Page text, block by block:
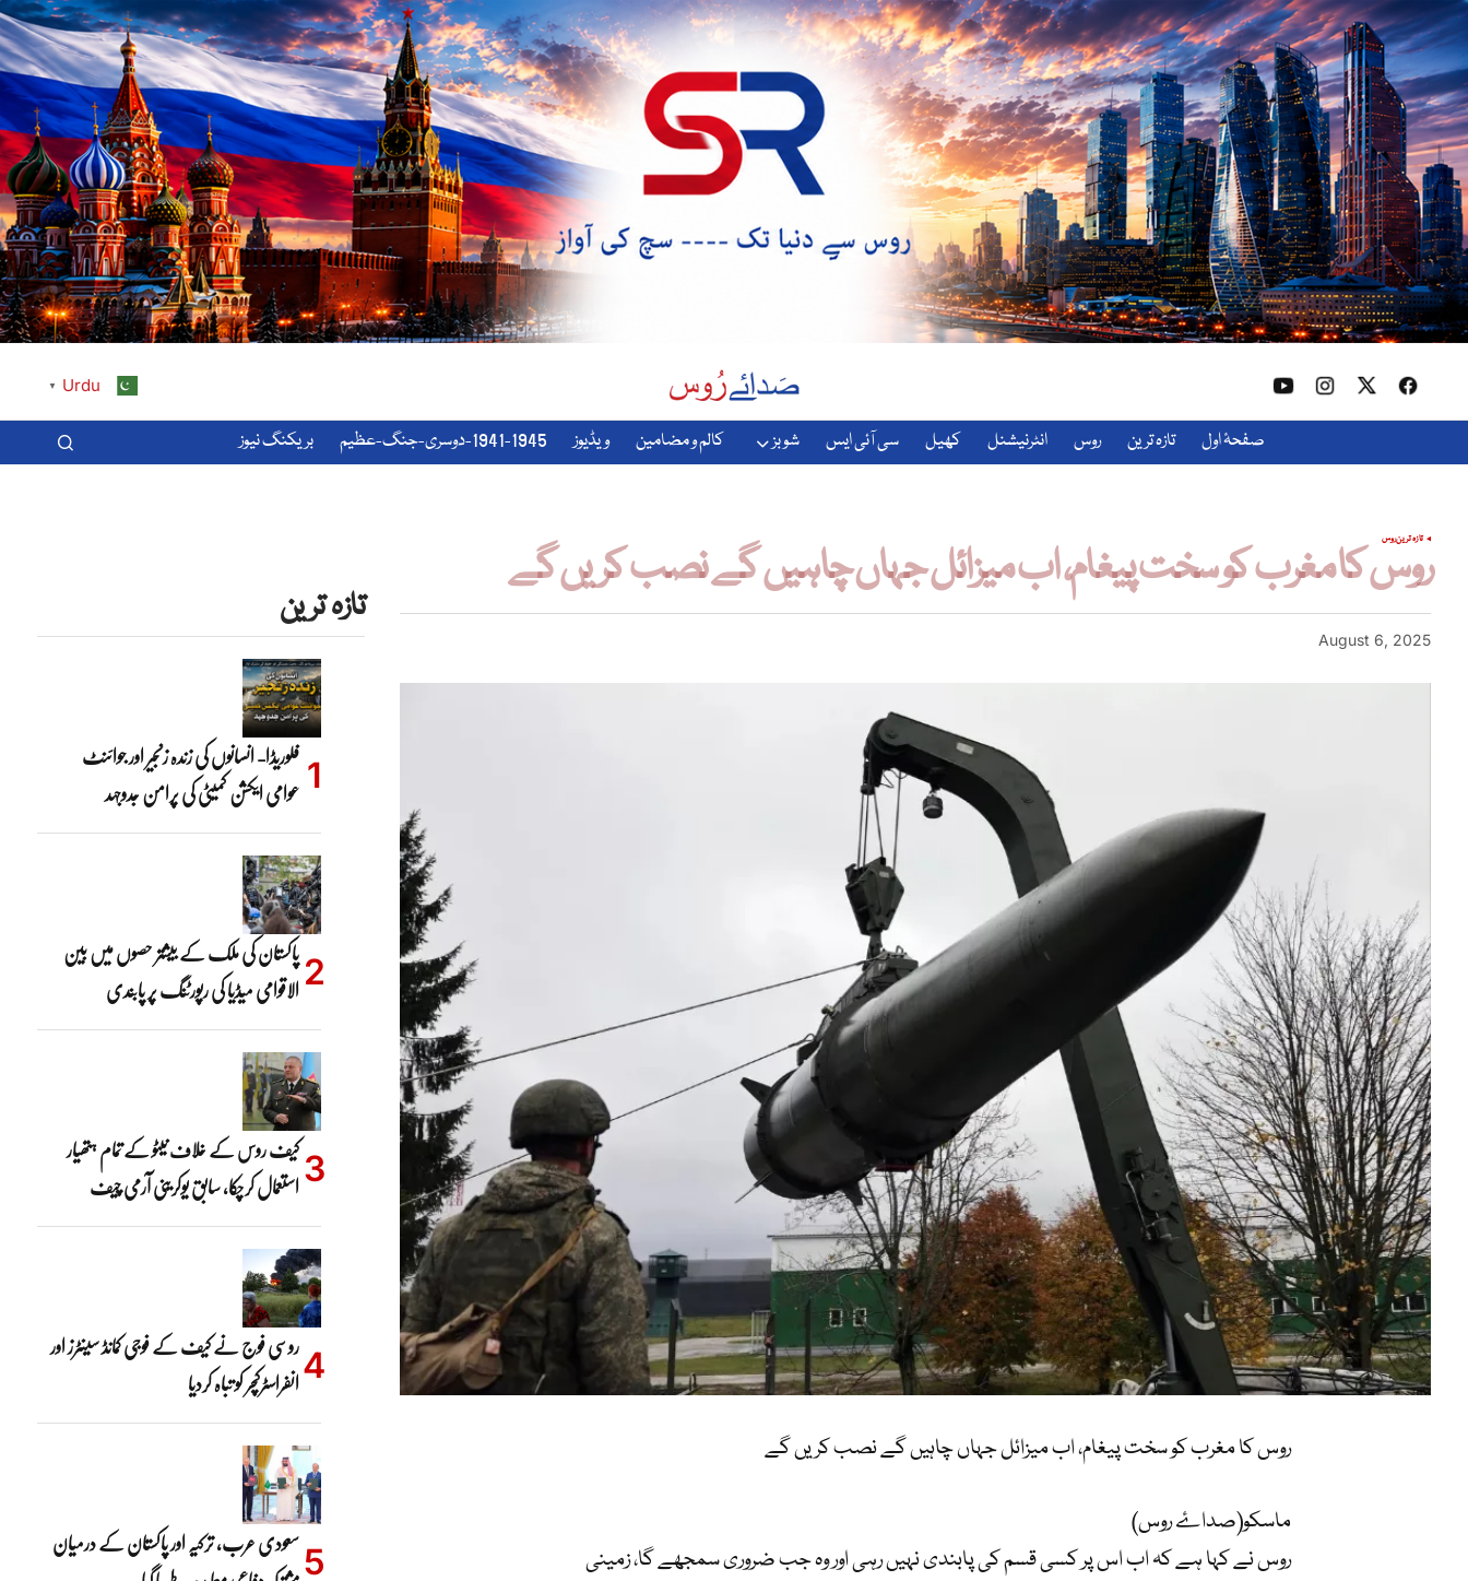
Urdu
▼
صفحۂ اول تازہ ترین روس انٹرنیشنل کھیل سی آئی ایس شوبز کالم و مضامین ویڈیوز 1941-1945-دوسری-جنگ-عظیم بریکنگ نیوز
تازہ ترینروس
روس کا مغرب کو سخت پیغام، اب میزائل جہاں چاہیں گے نصب کریں گے
August 6, 2025
روس کا مغرب کو سخت پیغام، اب میزائل جہاں چاہیں گے نصب کریں گے
ماسکو(صداۓ روس)
روس نے کہا ہے کہ اب اس پر کسی قسم کی پابندی نہیں رہی اور وہ جب ضروری سمجھے گا، زمینی
تازہ ترین
فلوریڈا- انسانوں کی زندہ زنجیر اور جوائنٹ
عوامی ایکشن کمیٹی کی پرامن جدوجہد
پاکستان کی ملک کے بیشتر حصوں میں بین
الاقوامی میڈیا کی رپورٹنگ پر پابندی
کیف روس کے خلاف نیٹو کے تمام ہتھیار
استعمال کرچکا، سابق یوکرینی آرمی چیف
روسی فوج نے کیف کے فوجی کمانڈ سینٹرز اور
انفراسٹرکچر کو تباہ کردیا
سعودی عرب، ترکیہ اور پاکستان کے درمیان